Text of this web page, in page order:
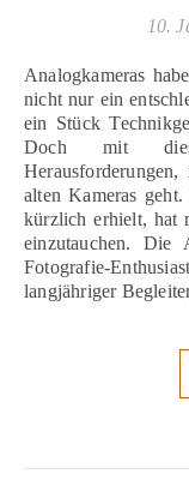
10.
Analogkameras haben einen besonderen Reiz. Sie bieten Dir
nicht nur ein
ein Stück
Doch mit
alten Kameras
kürzlich erhielt, hat
einzutauchen. Die
Fotografie-
langjähriger